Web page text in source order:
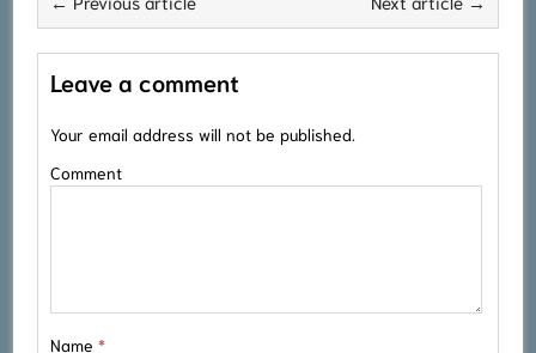
Leave a comment
Your email address will not be published.
Comment
Name*